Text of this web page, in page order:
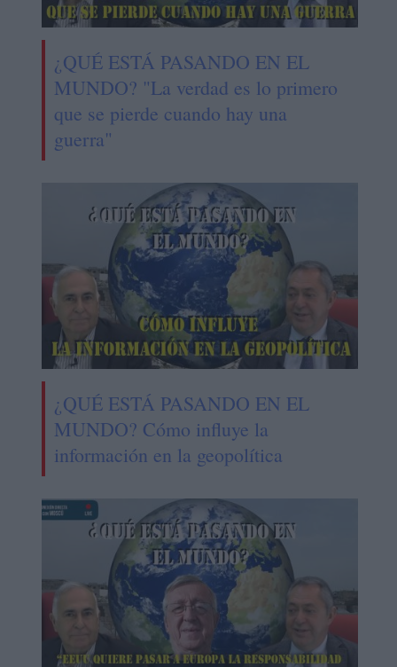
¿QUÉ ESTÁ PASANDO EN EL
MUNDO? "La verdad es lo primero
que se pierde cuando hay una
guerra"
¿QUÉ ESTÁ PASANDO EN EL
MUNDO? Cómo influye la
información en la geopolítica